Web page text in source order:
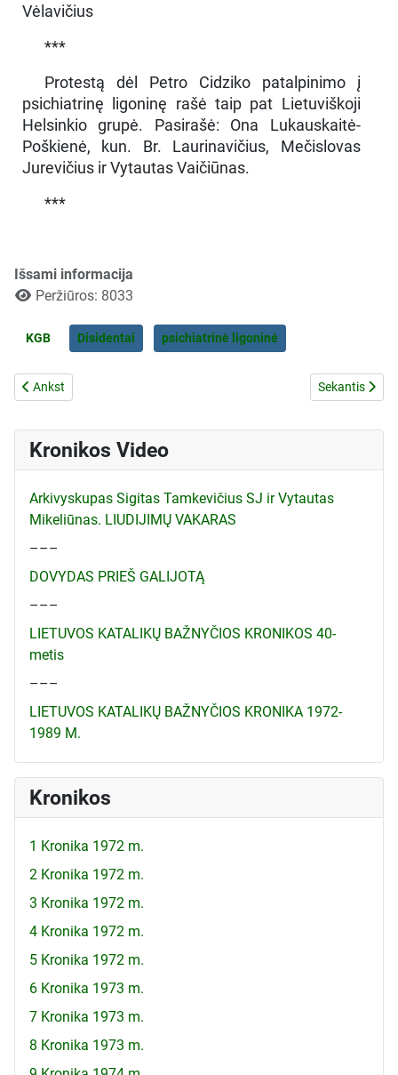
Vėlavičius
***
Protestą dėl Petro Cidziko patalpinimo į
psichiatrinę ligoninę rašė taip pat Lietuviškoji
Helsinkio grupė. Pasirašė: Ona Lukauskaitė-
Poškienė, kun. Br. Laurinavičius, Mečislovas
Jurevičius ir Vytautas Vaičiūnas.
***
Išsami informacija
Peržiūros: 8033
KGB Disidentai psichiatrinė ligoninė
Ankstesnis straipsnis: RRT ĮGALIOTINIS AUKLĖJA PARAPIJŲ
Ankst Kitas
Sekantis
Kronikos Video
Arkivyskupas Sigitas Tamkevičius SJ ir Vytautas
Mikeliūnas. LIUDIJIMŲ VAKARAS
–––
DOVYDAS PRIEŠ GALIJOTĄ
–––
LIETUVOS KATALIKŲ BAŽNYČIOS KRONIKOS 40-
metis
–––
LIETUVOS KATALIKŲ BAŽNYČIOS KRONIKA 1972-
1989 M.
Kronikos
1 Kronika 1972 m.
2 Kronika 1972 m.
3 Kronika 1972 m.
4 Kronika 1972 m.
5 Kronika 1972 m.
6 Kronika 1973 m.
7 Kronika 1973 m.
8 Kronika 1973 m.